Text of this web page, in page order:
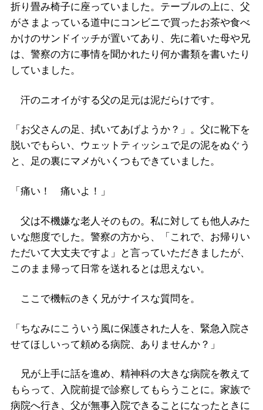
折り畳み椅子に座っていました。テーブルの上に、父
がさまよっている道中にコンビニで買ったお茶や食べ
かけのサンドイッチが置いてあり、先に着いた母や兄
は、警察の方に事情を聞かれたり何か書類を書いたり
していました。
汗のニオイがする父の足元は泥だらけです。
「お父さんの足、拭いてあげようか？」。父に靴下を
脱いでもらい、ウェットティッシュで足の泥をぬぐう
と、足の裏にマメがいくつもできていました。
「痛い！ 痛いよ！」
父は不機嫌な老人そのもの。私に対しても他人みた
いな態度でした。警察の方から、「これで、お帰りい
ただいて大丈夫ですよ」と言っていただきましたが、
このまま帰って日常を送れるとは思えない。
ここで機転のきく兄がナイスな質問を。
「ちなみにこういう風に保護された人を、緊急入院さ
せてほしいって頼める病院、ありませんか？」
兄が上手に話を進め、精神科の大きな病院を教えて
もらって、入院前提で診察してもらうことに。家族で
病院へ行き、父が無事入院できることになったときに